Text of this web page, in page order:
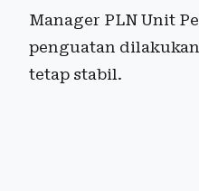
Manager PLN Unit
penguatan
tetap stabil.